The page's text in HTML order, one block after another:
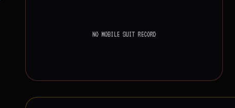
NO MOBILE SUIT RECORD